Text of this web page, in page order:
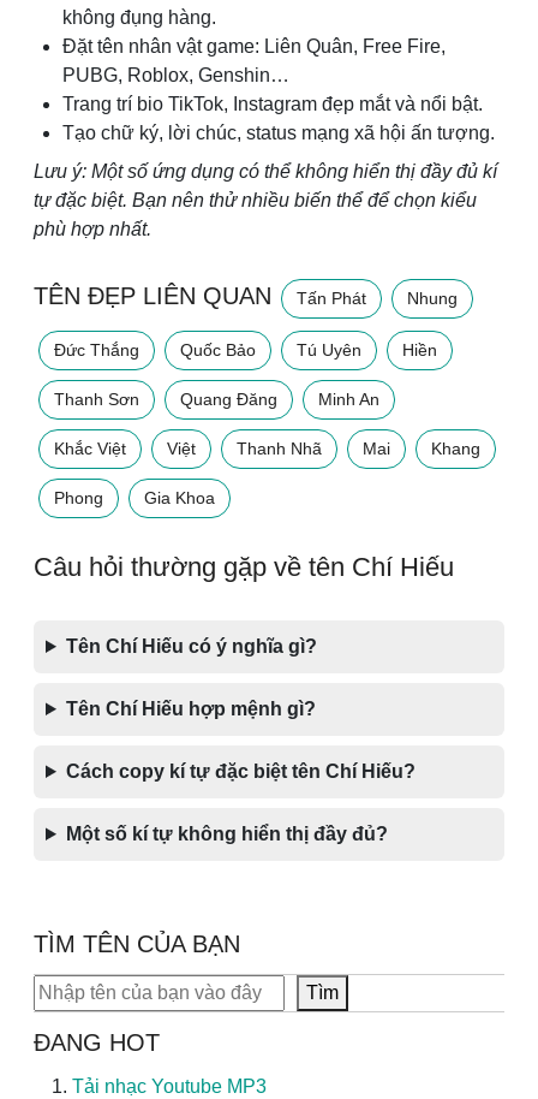
không đụng hàng.
Đặt tên nhân vật game: Liên Quân, Free Fire,
PUBG, Roblox, Genshin…
Trang trí bio TikTok, Instagram đẹp mắt và nổi bật.
Tạo chữ ký, lời chúc, status mạng xã hội ấn tượng.
Lưu ý: Một số ứng dụng có thể không hiển thị đầy đủ kí
tự đặc biệt. Bạn nên thử nhiều biến thể để chọn kiểu
phù hợp nhất.
TÊN ĐẸP LIÊN QUAN Tấn Phát Nhung
Đức Thắng Quốc Bảo Tú Uyên Hiền
Thanh Sơn Quang Đăng Minh An
Khắc Việt Việt Thanh Nhã Mai Khang
Phong Gia Khoa
Câu hỏi thường gặp về tên Chí Hiếu
Tên Chí Hiếu có ý nghĩa gì?
Tên Chí Hiếu hợp mệnh gì?
Cách copy kí tự đặc biệt tên Chí Hiếu?
Một số kí tự không hiển thị đầy đủ?
TÌM TÊN CỦA BẠN
Tìm kiếm Tìm
ĐANG HOT
Tải nhạc Youtube MP3